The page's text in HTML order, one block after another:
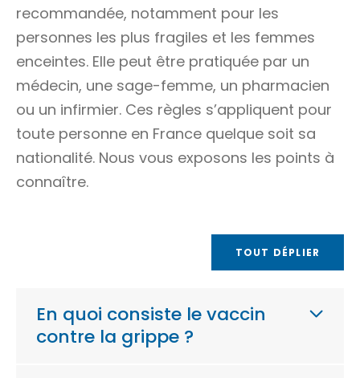
recommandée, notamment pour les
personnes les plus fragiles et les femmes
enceintes. Elle peut être pratiquée par un
médecin, une sage-femme, un pharmacien
ou un infirmier. Ces règles s’appliquent pour
toute personne en France quelque soit sa
nationalité. Nous vous exposons les points à
connaître.
TOUT DÉPLIER
En quoi consiste le vaccin
contre la grippe ?